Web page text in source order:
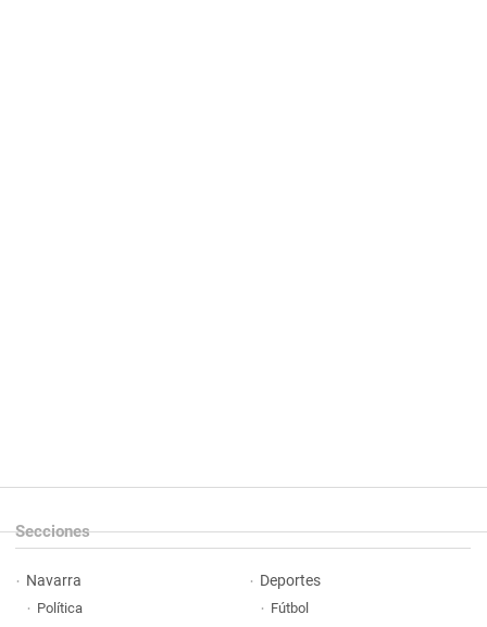
Secciones
Navarra
Política
Deportes
Fútbol